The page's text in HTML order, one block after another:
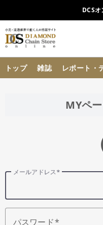
DCS
トップ 雑誌 レポート・
MYペ
メールアドレス
パスワード